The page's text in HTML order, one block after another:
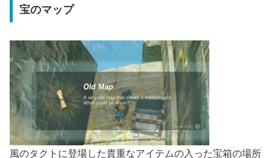
宝のマップ
風のタクトに登場した貴重なアイテムの入った宝箱の場所